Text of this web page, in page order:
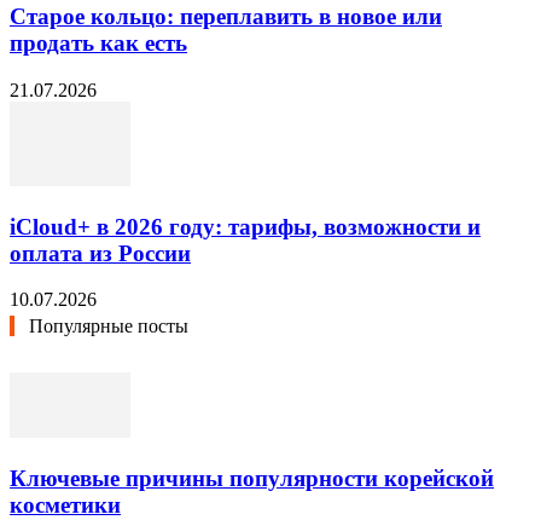
Старое кольцо: переплавить в новое или
продать как есть
21.07.2026
iCloud+ в 2026 году: тарифы, возможности и
оплата из России
10.07.2026
Популярные посты
Ключевые причины популярности корейской
косметики